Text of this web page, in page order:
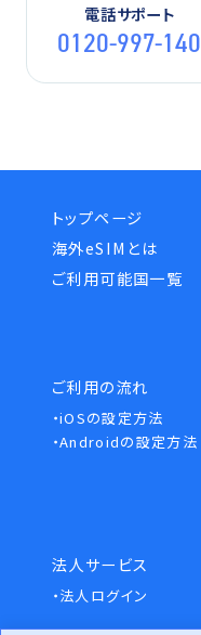
電話サポート
0120-997-140
トップページ
海外eSIMとは
ご利用可能国一覧
ご利用の流れ
・iOSの設定方法
・Androidの設定方法
法人サービス
・法人ログイン